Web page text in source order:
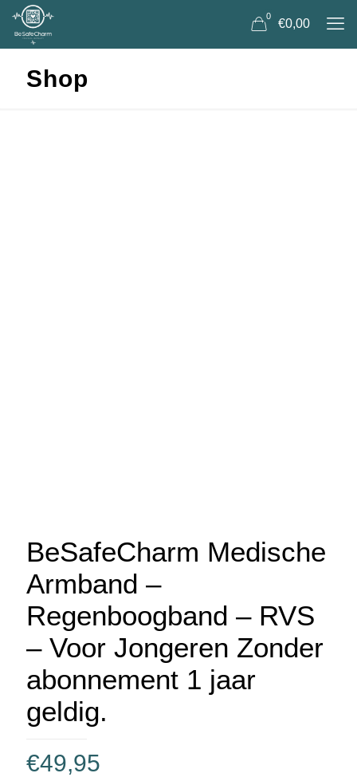
0
€0,00
Shop
BeSafeCharm Medische
Armband –
Regenboogband – RVS
– Voor Jongeren Zonder
abonnement 1 jaar
geldig.
€49,95